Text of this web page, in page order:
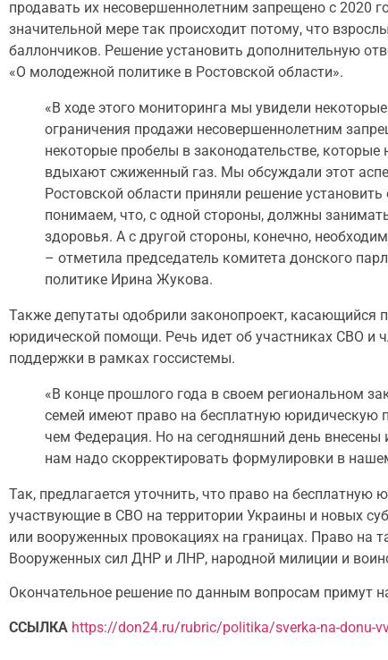
продавать их несовершеннолетним запрещено с 2020
значительной мере так происходит потому, что
баллончиков. Решение установить дополнительную
«О молодежной политике в Ростовской области».
«В ходе этого мониторинга мы увидели
ограничения продажи несовершеннолетним
некоторые пробелы в законодательстве,
вдыхают сжиженный газ. Мы обсуждали этот
Ростовской области приняли решение
понимаем, что, с одной стороны, должны
здоровья. А с другой стороны, конечно,
– отметила председатель комитета донского
политике Ирина Жукова.
Также депутаты одобрили законопроект, касающийся
юридической помощи. Речь идет об участниках СВО и
поддержки в рамках госсистемы.
«В конце прошлого года в своем региональном
семей имеют право на бесплатную юридическую
чем Федерация. Но на сегодняшний день
нам надо скорректировать формулировки в
Так, предлагается уточнить, что право на
участвующие в СВО на территории Украины и новых
или вооруженных провокациях на границах. Право на
Вооруженных сил ДНР и ЛНР, народной милиции и
Окончательное решение по данным вопросам примут
ССЫЛКА https://don24.ru/rubric/politika/sverka-na-donu-